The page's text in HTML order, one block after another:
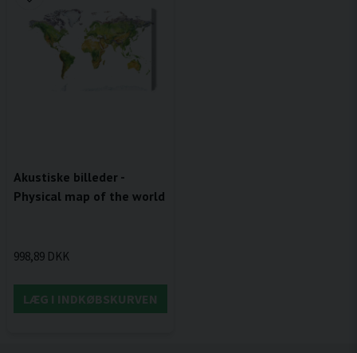
Akustiske billeder -
Physical map of the world
998,89 DKK
LÆG I INDKØBSKURVEN